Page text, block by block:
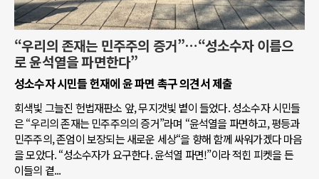
“우리의 존재는 민주주의 증거”…“성소수자 이름으
로 윤석열을 파면한다”
성소수자 시민들 헌재에 윤 파면 촉구 의견서 제출
회색빛 그늘진 헌법재판소 앞, 무지갯빛 볕이 들었다. 성소수자 시민들
은 “우리의 존재는 민주주의의 증거”라며 “윤석열을 파면하고, 평등과
민주주의, 존엄이 보장되는 새로운 세상“을 향해 함께 싸워가겠다 마음
을 모았다. “성소수자가 요구한다. 윤석열 파면!”이라 적힌 피켓을 든
이들의 곁...